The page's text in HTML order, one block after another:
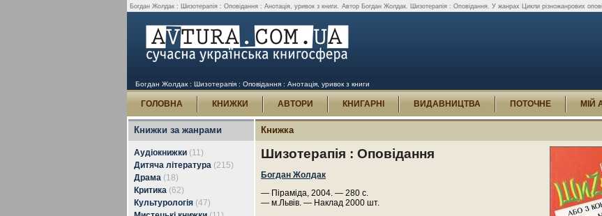
Богдан Жолдак : Шизотерапія : Оповідання : Анотація, уривок з книги. Автор Богдан Жолдак. Шизотерапія : Оповідання. У жанрах Цикли різножанрових
Богдан Жолдак : Шизотерапія : Оповідання : Анотація, уривок з книги
ГОЛОВНА КНИЖКИ АВТОРИ КНИГАРНІ ВИДАВНИЦТВА ПОТОЧНЕ МІЙ
Книжки за жанрами
Аудіокнижки (11)
Дитяча література (215)
Драма (18)
Критика (62)
Культурологія (47)
Книжка
Шизотерапія : Оповідання
Богдан Жолдак
— Піраміда, 2004. — 280 с.
— м.Львів. — Наклад 2000 шт.